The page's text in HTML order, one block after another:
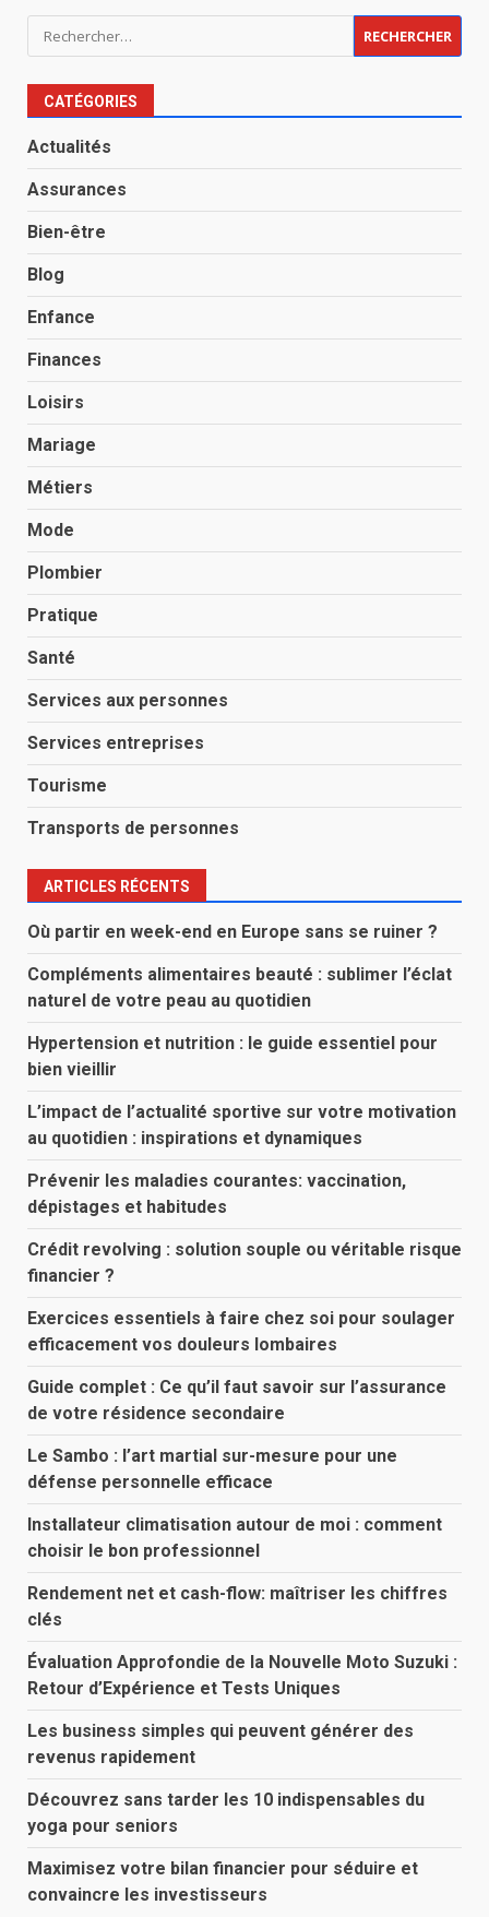
Rechercher :
CATÉGORIES
Actualités
Assurances
Bien-être
Blog
Enfance
Finances
Loisirs
Mariage
Métiers
Mode
Plombier
Pratique
Santé
Services aux personnes
Services entreprises
Tourisme
Transports de personnes
ARTICLES RÉCENTS
Où partir en week-end en Europe sans se ruiner ?
Compléments alimentaires beauté : sublimer l’éclat
naturel de votre peau au quotidien
Hypertension et nutrition : le guide essentiel pour
bien vieillir
L’impact de l’actualité sportive sur votre motivation
au quotidien : inspirations et dynamiques
Prévenir les maladies courantes: vaccination,
dépistages et habitudes
Crédit revolving : solution souple ou véritable risque
financier ?
Exercices essentiels à faire chez soi pour soulager
efficacement vos douleurs lombaires
Guide complet : Ce qu’il faut savoir sur l’assurance
de votre résidence secondaire
Le Sambo : l’art martial sur-mesure pour une
défense personnelle efficace
Installateur climatisation autour de moi : comment
choisir le bon professionnel
Rendement net et cash-flow: maîtriser les chiffres
clés
Évaluation Approfondie de la Nouvelle Moto Suzuki :
Retour d’Expérience et Tests Uniques
Les business simples qui peuvent générer des
revenus rapidement
Découvrez sans tarder les 10 indispensables du
yoga pour seniors
Maximisez votre bilan financier pour séduire et
convaincre les investisseurs